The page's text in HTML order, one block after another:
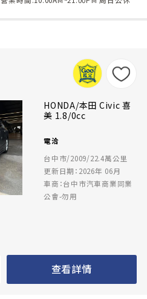
HONDA/本田 Civic 喜
美 1.8/0cc
電洽
台中市/2009/22.4萬公里
更新日期：2026年 06月
車商：台中市汽車商業同業
公會-勿用
查看詳情